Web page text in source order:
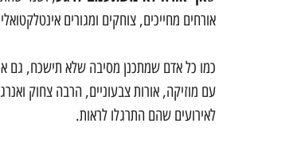
אורחים מחייכים, צוחקים ומגורים
כמו כל אדם שמתכנן מסיבה שלא תישכח, גם
עם מוזיקה, אורות צבעוניים, הרבה צחוק
לאירועים שהם התרגלו לראות.